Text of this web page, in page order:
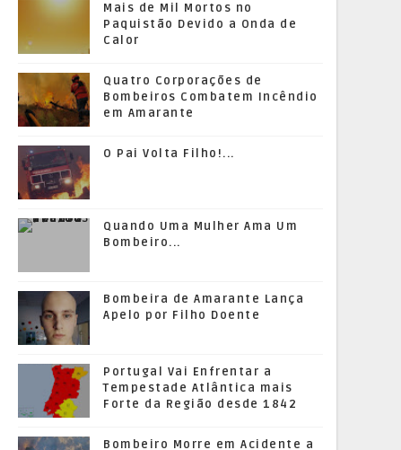
Mais de Mil Mortos no
Paquistão Devido a Onda de
Calor
Quatro Corporações de
Bombeiros Combatem Incêndio
em Amarante
O Pai Volta Filho!...
Quando Uma Mulher Ama Um
Bombeiro...
Bombeira de Amarante Lança
Apelo por Filho Doente
Portugal Vai Enfrentar a
Tempestade Atlântica mais
Forte da Região desde 1842
Bombeiro Morre em Acidente a